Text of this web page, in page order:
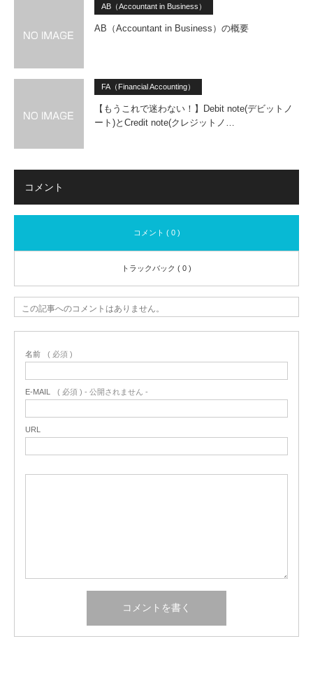
AB（Accountant in Business）
AB（Accountant in Business）の概要
FA（Financial Accounting）
【もうこれで迷わない！】Debit note(デビットノ
ート)とCredit note(クレジットノ…
コメント
コメント ( 0 )
トラックバック ( 0 )
この記事へのコメントはありません。
名前 ( 必須 )
E-MAIL ( 必須 ) - 公開されません -
URL